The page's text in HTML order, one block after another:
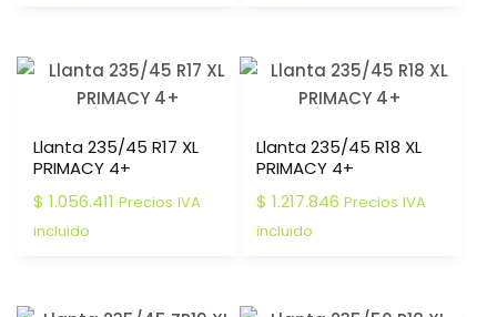
Llanta 235/45 R17 XL
PRIMACY 4+
$ 1.056.411 Precios IVA
incluido
Llanta 235/45 R18 XL
PRIMACY 4+
$ 1.217.846 Precios IVA
incluido